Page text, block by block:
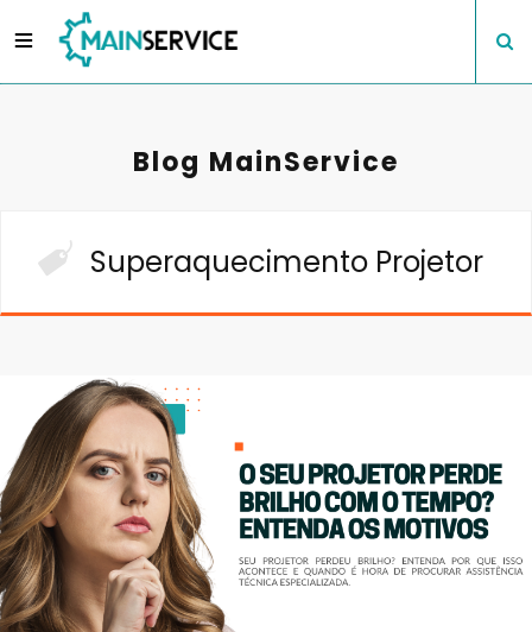
Blog MainService
Superaquecimento Projetor